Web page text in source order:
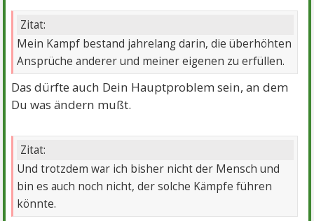
Zitat:
Mein Kampf bestand jahrelang darin, die überhöhten
Ansprüche anderer und meiner eigenen zu erfüllen.
Das dürfte auch Dein Hauptproblem sein, an dem
Du was ändern mußt.
Zitat:
Und trotzdem war ich bisher nicht der Mensch und
bin es auch noch nicht, der solche Kämpfe führen
könnte.